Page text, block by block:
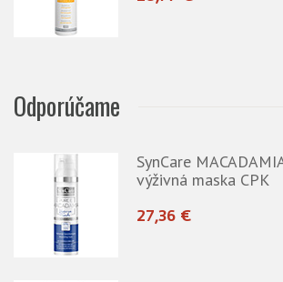
Odporúčame
SynCare
výživná maska CPK
27,36 €